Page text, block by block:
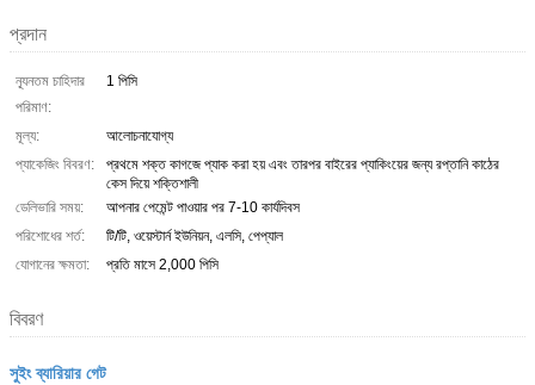
প্রদান
ন্যূনতম চাহিদার
পরিমাণ:
1 পিসি
মূল্য:
আলোচনাযোগ্য
প্যাকেজিং বিবরণ:
প্রথমে শক্ত কাগজে প্যাক করা হয় এবং তারপর বাইরের প্যাকিংয়ের জন্য রপ্তানি কাঠের
কেস দিয়ে শক্তিশালী
ডেলিভারি সময়:
আপনার পেমেন্ট পাওয়ার পর 7-10 কার্যদিবস
পরিশোধের শর্ত:
টি/টি, ওয়েস্টার্ন ইউনিয়ন, এলসি, পেপ্যাল
যোগানের ক্ষমতা:
প্রতি মাসে 2,000 পিসি
বিবরণ
সুইং ব্যারিয়ার গেট